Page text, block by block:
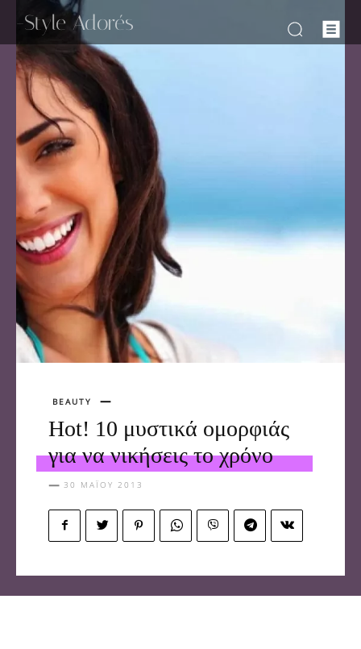
-Style Adorés
BEAUTY
Hot! 10 μυστικά ομορφιάς
για να νικήσεις το χρόνο
30 ΜΑΪ́ΟΥ 2013